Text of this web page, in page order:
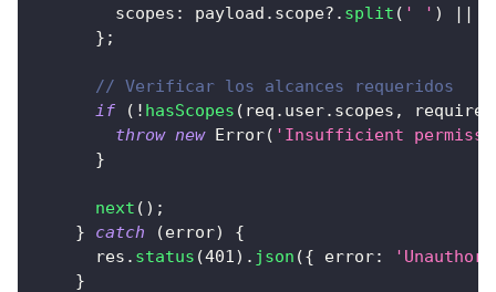
scopes : payload . scope?. split ( ' ' ) ||
} ;
// Verificar los alcances requeridos
if
( ! hasScopes ( req . user. scopes ,
throw new Error( 'Insufficient
}
next ( ) ;
}
catch (error)
{
      res
. status (401) . json ({ error:
}